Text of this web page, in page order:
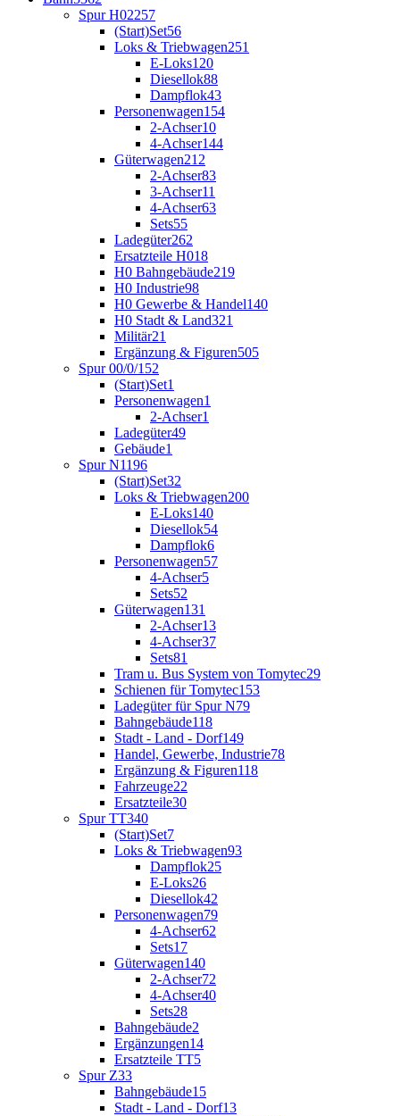
Spur H02257
(Start)Set56
Loks & Triebwagen251
E-Loks120
Diesellok88
Dampflok43
Personenwagen154
2-Achser10
4-Achser144
Güterwagen212
2-Achser83
3-Achser11
4-Achser63
Sets55
Ladegüter262
Ersatzteile H018
H0 Bahngebäude219
H0 Industrie98
H0 Gewerbe & Handel140
H0 Stadt & Land321
Militär21
Ergänzung & Figuren505
Spur 00/0/1 52
(Start)Set1
Personenwagen1
2-Achser1
Ladegüter49
Gebäude1
Spur N1196
(Start)Set32
Loks & Triebwagen200
E-Loks140
Diesellok54
Dampflok6
Personenwagen57
4-Achser5
Sets52
Güterwagen131
2-Achser13
4-Achser37
Sets81
Tram u. Bus System von Tomytec29
Schienen für Tomytec153
Ladegüter für Spur N79
Bahngebäude118
Stadt - Land - Dorf149
Handel, Gewerbe, Industrie78
Ergänzung & Figuren118
Fahrzeuge22
Ersatzteile30
Spur TT340
(Start)Set7
Loks & Triebwagen93
Dampflok25
E-Loks26
Diesellok42
Personenwagen79
4-Achser62
Sets17
Güterwagen140
2-Achser72
4-Achser40
Sets28
Bahngebäude2
Ergänzungen14
Ersatzteile TT5
Spur Z33
Bahngebäude15
Stadt - Land - Dorf13